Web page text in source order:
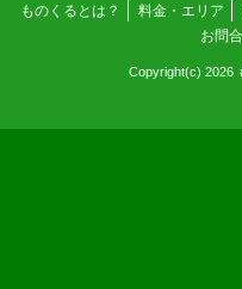
ものくるとは？ 料金・エリア
お問
Copyright(c) 2026